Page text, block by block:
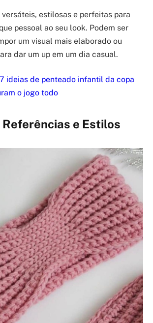
versáteis, estilosas e perfeitas para
pessoal ao seu look. Podem ser
um visual mais elaborado ou
dar um up em um dia casual.
ideias de penteado infantil da copa
o jogo todo
e Estilos